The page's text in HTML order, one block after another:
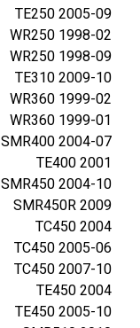
ס
ק
ו
ו
ר
נ
ה
ו
ק
ט
מ
TE250 2005-09
WR250 1998-02
WR250 1998-09
TE310 2009-10
WR360 1999-02
WR360 1999-01
SMR400 2004-07
TE400 2001
SMR450 2004-10
SMR450R 2009
TC450 2004
TC450 2005-06
TC450 2007-10
TE450 2004
TE450 2005-10